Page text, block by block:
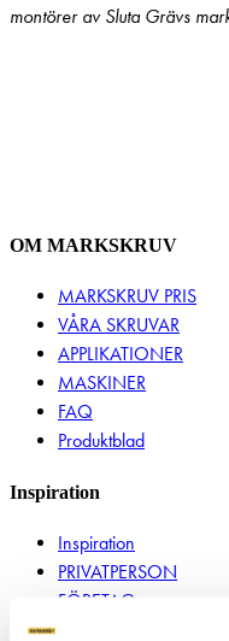
montörer av Sluta Grävs
OM MARKSKRUV
MARKSKRUV PRIS
VÅRA SKRUVAR
APPLIKATIONER
MASKINER
FAQ
Produktblad
Inspiration
Inspiration
PRIVATPERSON
FÖRETAG